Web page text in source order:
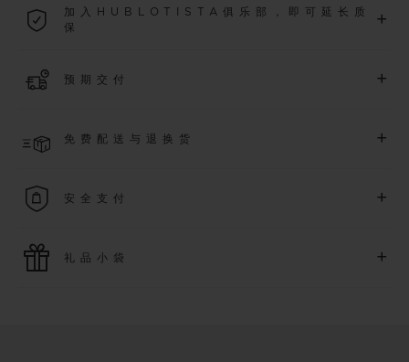
了解更多
加入HUBLOTISTA俱乐部，即可延长质
保
+
质保（需符合相关条件），并尊享专属活动。
预期交付 +
免费配送与退换货 +
安全支付 +
个人信息受到保护。
礼品小袋 +